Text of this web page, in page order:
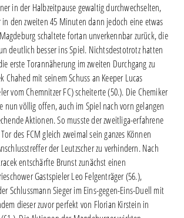
in der Halbzeitpause gewaltig durchwechselten,
in den zweiten 45 Minuten dann jedoch eine etwas
schaltete fortan unverkennbar zurück, die
deutlich besser ins Spiel. Nichtsdestotrotz hatten
erste Torannäherung im zweiten Durchgang zu
Chahed mit seinem Schuss an Keeper Lucas
vom Chemnitzer FC) scheiterte (50.). Die Chemiker
nun völlig offen, auch im Spiel nach vorn gelangen
Aktionen. So musste der zweitliga-erfahrene
des FCM gleich zweimal sein ganzes Können
der Leutzscher zu verhindern. Nach
entschärfte Brunst zunächst einen
Gastspieler Leo Felgenträger (56.),
Schlussmann Sieger im Eins-gegen-Eins-Duell mit
dieser zuvor perfekt von Florian Kirstein in